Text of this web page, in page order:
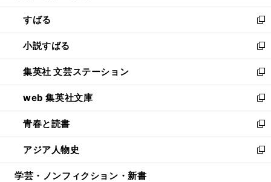
開
く
ウ
で
開
く
ン
ド
ウ
で
開
く
すばる
新
し
い
ウ
ィ
ン
ド
ウ
で
開
く
小説すばる
新
し
い
ウ
ィ
ン
ド
ウ
で
開
集英社 文芸ステーション
新
し
い
ウ
ィ
ン
ド
ウ
web 集英社文庫
新
し
い
ウ
ィ
ン
青春と読書
新
し
い
ウ
アジア人物史
新
し
学芸・ノンフィクション・新書